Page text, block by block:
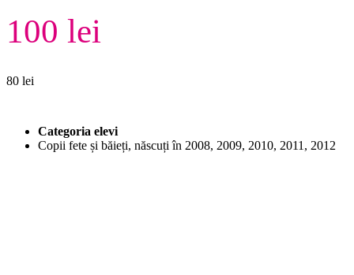
100 lei
80 lei
Categoria elevi
Copii fete și băieți, născuți în 2008, 2009, 2010, 2011, 2012